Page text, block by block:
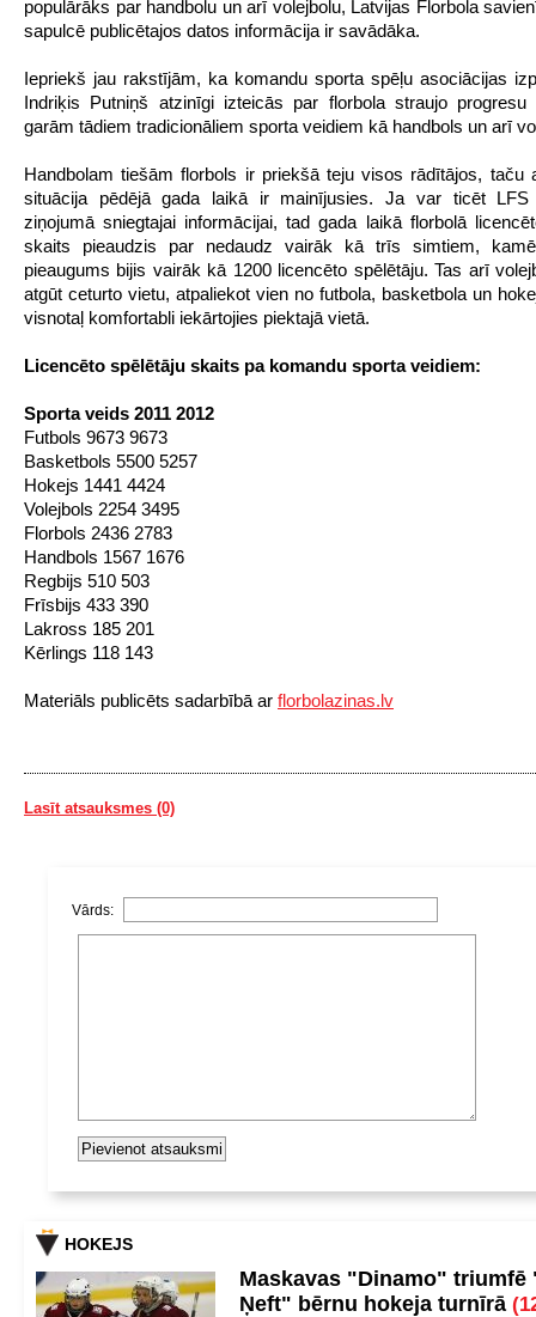
populārāks par handbolu un arī volejbolu, Latvijas Florbola
sapulcē publicētajos datos informācija ir savādāka.
Iepriekš jau rakstījām, ka komandu sporta spēļu asociācijas
Indriķis Putniņš atzinīgi izteicās par florbola straujo progresu
garām tādiem tradicionāliem sporta veidiem kā handbols un arī
Handbolam tiešām florbols ir priekšā teju visos rādītājos, taču
situācija pēdējā gada laikā ir mainījusies. Ja var ticēt LFS
ziņojumā sniegtajai informācijai, tad gada laikā florbolā
skaits pieaudzis par nedaudz vairāk kā trīs simtiem,
pieaugums bijis vairāk kā 1200 licencēto spēlētāju. Tas arī
atgūt ceturto vietu, atpaliekot vien no futbola, basketbola un
visnotaļ komfortabli iekārtojies piektajā vietā.
Licencēto spēlētāju skaits pa komandu sporta veidiem:
Sporta veids 2011 2012
Futbols 9673 9673
Basketbols 5500 5257
Hokejs 1441 4424
Volejbols 2254 3495
Florbols 2436 2783
Handbols 1567 1676
Regbijs 510 503
Frīsbijs 433 390
Lakross 185 201
Kērlings 118 143
Materiāls publicēts sadarbībā ar florbolazinas.lv
Lasīt atsauksmes (0)
Vārds:
HOKEJS
Maskavas "Dinamo" triumfē
Ņeft" bērnu hokeja turnīrā